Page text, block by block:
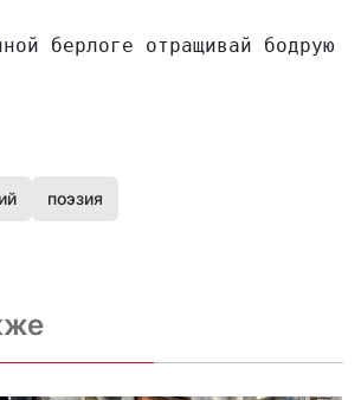
берлоге отращивай бодрую
поэзия